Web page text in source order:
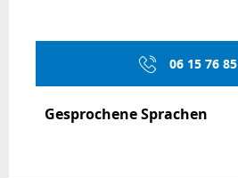
06 15 76 85
Gesprochene Sprachen
Gesprochene Sprachen